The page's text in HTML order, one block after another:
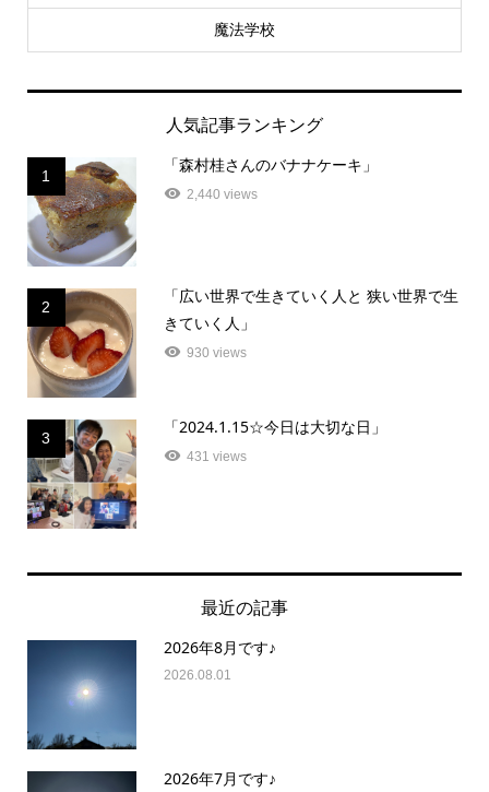
魔法学校
人気記事ランキング
1
「森村桂さんのバナナケーキ」
2,440 views
2
「広い世界で生きていく人と 狭い世界で生
きていく人」
930 views
3
「2024.1.15☆今日は大切な日」
431 views
最近の記事
2026年8月です♪
2026.08.01
2026年7月です♪